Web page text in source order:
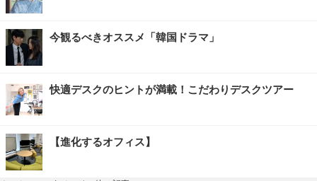
今観るべきオススメ「韓国ドラマ」
快適デスクのヒントが満載！こだわりデスクツアー
【進化するオフィス】